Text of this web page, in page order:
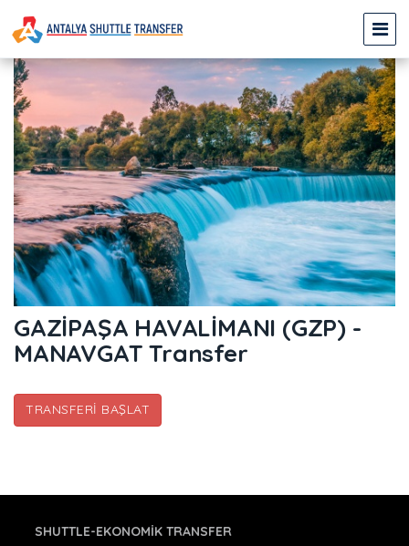
GAZİPAŞA HAVALİMANI (GZP) -
MANAVGAT Transfer
TRANSFERI BAŞLAT
SHUTTLE-EKONOMIK TRANSFER